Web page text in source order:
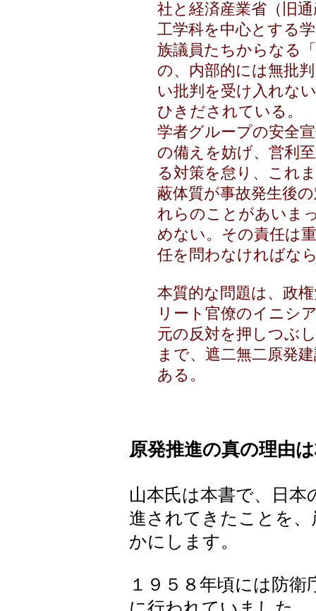
社と経済産業省（旧
工学科を中心とする
族議員たちからなる
の、内部的には無批
い批判を受け入れな
ひきだされている。
学者グループの安全
の備えを妨げ、営利
る対策を怠り、これ
蔽体質が事故発生後
れらのことがあいま
めない。その責任は
任を問わなければな
本質的な問題は、政
リート官僚のイニシ
元の反対を押しつぶ
まで、遮二無二原発
ある。
原発推進の真の理由
山本氏は本書で、日
進されてきたことを
かにします。
１９５８年頃には防